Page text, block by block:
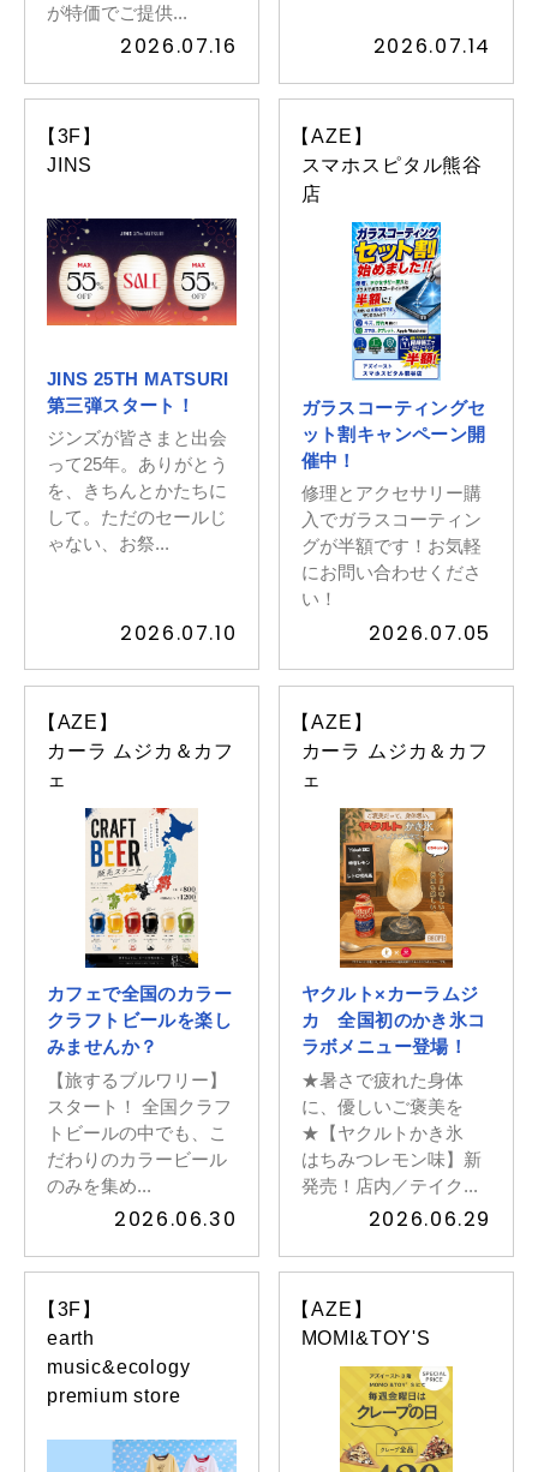
が特価でご提供...
2026.07.16 2026.07.14
【3F】
JINS
JINS 25TH MATSURI
第三弾スタート！
ジンズが皆さまと出会
って25年。ありがとう
を、きちんとかたちに
して。ただのセールじ
ゃない、お祭...
2026.07.10
【AZE】
スマホスピタル熊谷
店
ガラスコーティングセ
ット割キャンペーン開
催中！
修理とアクセサリー購
入でガラスコーティン
グが半額です！お気軽
にお問い合わせくださ
い！
2026.07.05
【AZE】
カーラ ムジカ＆カフ
ェ
カフェで全国のカラー
クラフトビールを楽し
みませんか？
【旅するブルワリー】
スタート！ 全国クラフ
トビールの中でも、こ
だわりのカラービール
のみを集め...
2026.06.30
【AZE】
カーラ ムジカ＆カフ
ェ
ヤクルト×カーラムジ
カ 全国初のかき氷コ
ラボメニュー登場！
★暑さで疲れた身体
に、優しいご褒美を
★【ヤクルトかき氷
はちみつレモン味】新
発売！店内／テイク...
2026.06.29
【3F】
earth
music&ecology
premium store
【AZE】
MOMI&TOY'S